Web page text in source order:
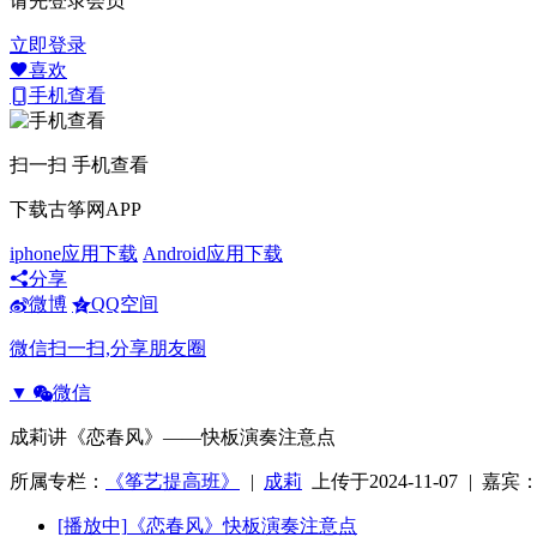
立即登录
喜欢
手机查看
扫一扫 手机查看
下载古筝网APP
iphone应用下载 Android应用下载
分享
微博
QQ空间
微信扫一扫,分享朋友圈
▼ 微信
成莉讲《恋春风》——快板演奏注意点
所属专栏： 《筝艺提高班》 | 成莉 上传于2024-11-07 | 嘉宾：
[播放中] 《恋春风》快板演奏注意点